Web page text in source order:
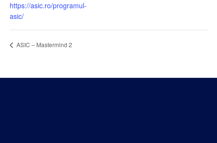
https://asic.ro/programul-
asic/
ASIC – Mastermind 2